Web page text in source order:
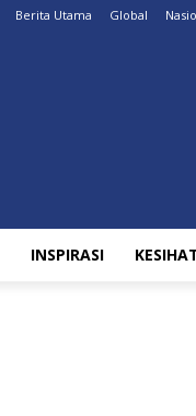
Berita Utama Global
INSPIRASI